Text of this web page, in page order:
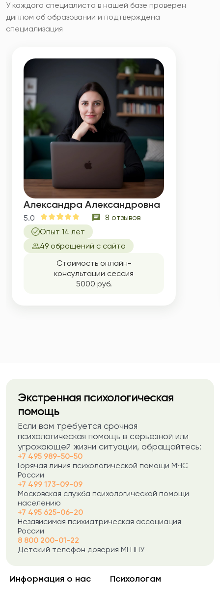
У каждого специалиста в нашей базе проверен
диплом об образовании и подтверждена
специализация
Александра Александровна
5.0
8 отзывов
Опыт 14 лет
49 обращений с сайта
Стоимость онлайн-
консультации сессия
5000 руб.
Экстренная психологическая
помощь
Если вам требуется срочная
психологическая помощь в серьезной или
угрожающей жизни ситуации, обращайтесь:
+7 495 989-50-50
Горячая линия психологической помощи МЧС
России
+7 499 173-09-09
Московская служба психологической помощи
населению
+7 495 625-06-20
Независимая психиатрическая ассоциация
России
8 800 200-01-22
Детский телефон доверия МГППУ
Информация о нас Психологам